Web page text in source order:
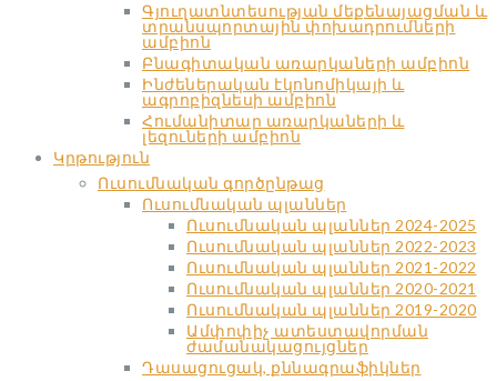
Գյուղատնտեսության մեքենայացման և
տրանսպորտային փոխադրումների
ամբիոն
Բնագիտական առարկաների ամբիոն
Ինժեներական էկոնոմիկայի և
ագրոբիզնեսի ամբիոն
Հումանիտար առարկաների և
լեզուների ամբիոն
Կրթություն
Ուսումնական գործընթաց
Ուսումնական պլաններ
Ուսումնական պլաններ 2024-2025
Ուսումնական պլաններ 2022-2023
Ուսումնական պլաններ 2021-2022
Ուսումնական պլաններ 2020-2021
Ուսումնական պլաններ 2019-2020
Ամփոփիչ ատեստավորման
ժամանակացույցներ
Դասացուցակ, քննագրաֆիկներ